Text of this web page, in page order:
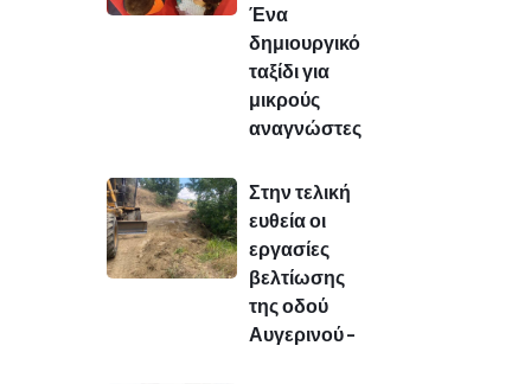
Ένα
δημιουργικό
ταξίδι για
μικρούς
αναγνώστες
Στην τελική
ευθεία οι
εργασίες
βελτίωσης
της οδού
Αυγερινού –